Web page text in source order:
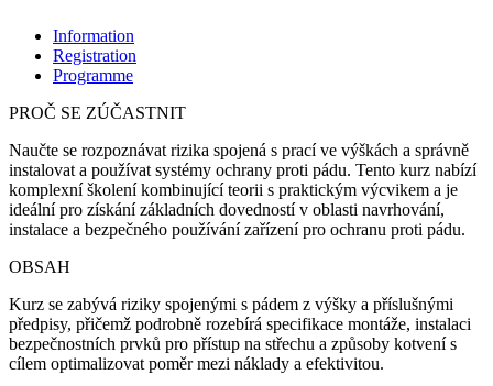
Information
Registration
Programme
PROČ SE ZÚČASTNIT
Naučte se rozpoznávat rizika spojená s prací ve výškách a správně
instalovat a používat systémy ochrany proti pádu. Tento kurz nabízí
komplexní školení kombinující teorii s praktickým výcvikem a je
ideální pro získání základních dovedností v oblasti navrhování,
instalace a bezpečného používání zařízení pro ochranu proti pádu.
OBSAH
Kurz se zabývá riziky spojenými s pádem z výšky a příslušnými
předpisy, přičemž podrobně rozebírá specifikace montáže, instalaci
bezpečnostních prvků pro přístup na střechu a způsoby kotvení s
cílem optimalizovat poměr mezi náklady a efektivitou.